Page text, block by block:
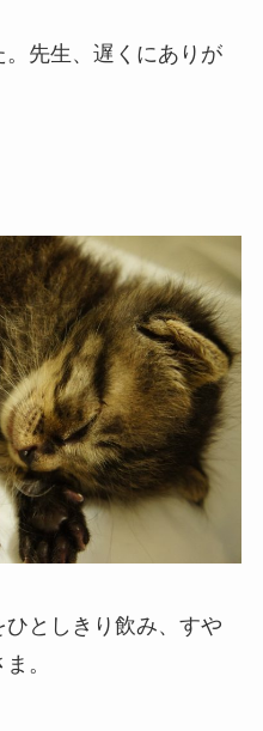
。先生、遅くにありが
としきり飲み、すや
。